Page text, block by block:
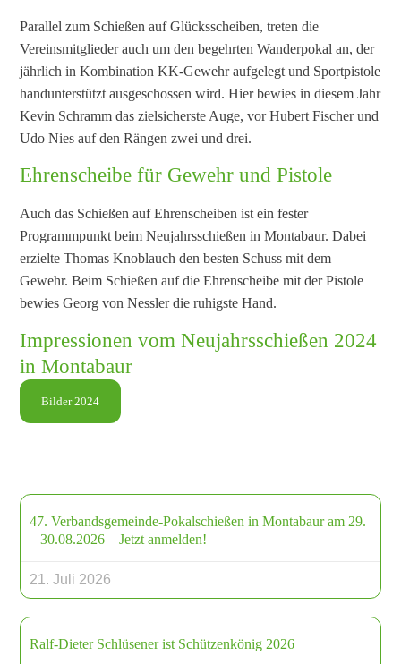
Parallel zum Schießen auf Glücksscheiben, treten die
Vereinsmitglieder auch um den begehrten Wanderpokal an, der
jährlich in Kombination KK-Gewehr aufgelegt und Sportpistole
handunterstützt ausgeschossen wird. Hier bewies in diesem Jahr
Kevin Schramm das zielsicherste Auge, vor Hubert Fischer und
Udo Nies auf den Rängen zwei und drei.
Ehrenscheibe für Gewehr und Pistole
Auch das Schießen auf Ehrenscheiben ist ein fester
Programmpunkt beim Neujahrsschießen in Montabaur. Dabei
erzielte Thomas Knoblauch den besten Schuss mit dem
Gewehr. Beim Schießen auf die Ehrenscheibe mit der Pistole
bewies Georg von Nessler die ruhigste Hand.
Impressionen vom Neujahrsschießen 2024
in Montabaur
Bilder 2024
47. Verbandsgemeinde-Pokalschießen in Montabaur am 29.
– 30.08.2026 – Jetzt anmelden!
21. Juli 2026
Ralf-Dieter Schlüsener ist Schützenkönig 2026